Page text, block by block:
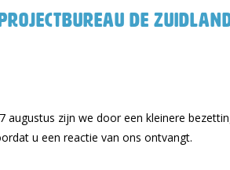
De
augustus zijn we door een kleinere
u een reactie van ons ontvangt.